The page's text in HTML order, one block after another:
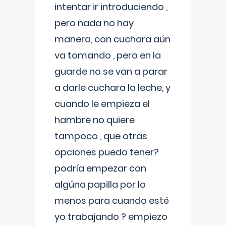
intentar ir introduciendo ,
pero nada no hay
manera, con cuchara aún
va tomando , pero en la
guarde no se van a parar
a darle cuchara la leche, y
cuando le empieza el
hambre no quiere
tampoco , que otras
opciones puedo tener?
podría empezar con
algúna papilla por lo
menos para cuando esté
yo trabajando ? empiezo